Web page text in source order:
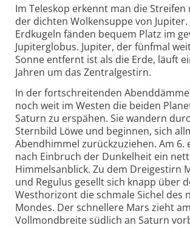
Im Teleskop erkennt man die Streifen
der dichten Wolkensuppe von Jupiter.
Erdkugeln fänden bequem Platz im
Jupiterglobus. Jupiter, der fünfmal
Sonne entfernt ist als die Erde, läuft
Jahren um das Zentralgestirn.
In der fortschreitenden
noch weit im Westen die beiden
Saturn zu erspähen. Sie wandern
Sternbild Löwe und beginnen, sich
Abendhimmel zurückzuziehen. Am 6.
nach Einbruch der Dunkelheit ein
Himmelsanblick. Zu dem Dreigestirn
und Regulus gesellt sich knapp über
Westhorizont die schmale Sichel des
Mondes. Der schnellere Mars zieht
Vollmondbreite südlich an Saturn